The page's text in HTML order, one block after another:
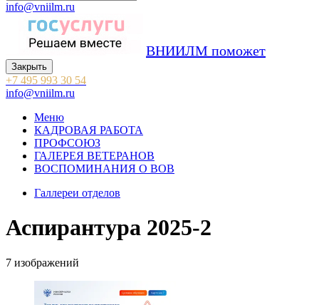
info@vniilm.ru
ВНИИЛМ поможет
Закрыть
+7 495 993 30 54
info@vniilm.ru
Меню
КАДРОВАЯ РАБОТА
ПРОФСОЮЗ
ГАЛЕРЕЯ ВЕТЕРАНОВ
ВОСПОМИНАНИЯ О ВОВ
Галлереи отделов
Аспирантура 2025-2
7 изображений